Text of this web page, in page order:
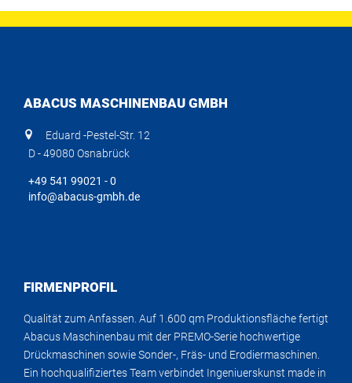
ABACUS MASCHINENBAU GMBH
Eduard -Pestel-Str. 12
D - 49080 Osnabrück
+49 541 99021 - 0
info@abacus-gmbh.de
FIRMENPROFIL
Qualität zum Anfassen. Auf 1.600 qm Produktionsfläche fertigt
Abacus Maschinenbau mit der PREMO-Serie hochwertige
Drückmaschinen sowie Sonder-, Fräs- und Erodiermaschinen.
Ein hochqualifiziertes Team verbindet Ingeniuerskunst made in